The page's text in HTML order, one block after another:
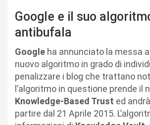
Google e il suo
antibufala
Google ha annunciato la messa
nuovo algoritmo in grado di
penalizzare i blog che trattano
l’algoritmo in questione prende il
Knowledge-Based Trust ed
partire dal 21 Aprile 2015.